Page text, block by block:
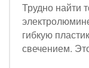
Трудно найти
гибкую
свечением.